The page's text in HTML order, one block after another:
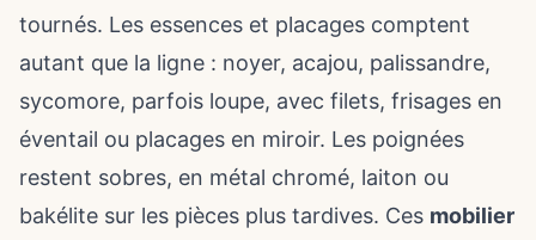
tournés. Les essences et placages comptent
autant que la ligne : noyer, acajou, palissandre,
sycomore, parfois loupe, avec filets, frisages en
éventail ou placages en miroir. Les poignées
restent sobres, en métal chromé, laiton ou
bakélite sur les pièces plus tardives. Ces mobilier